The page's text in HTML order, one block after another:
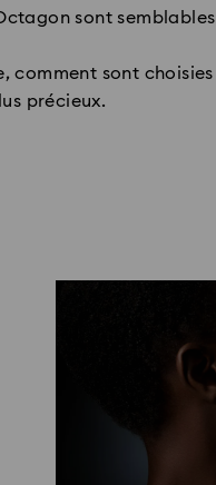
sont semblables
comment sont choisies
précieux.